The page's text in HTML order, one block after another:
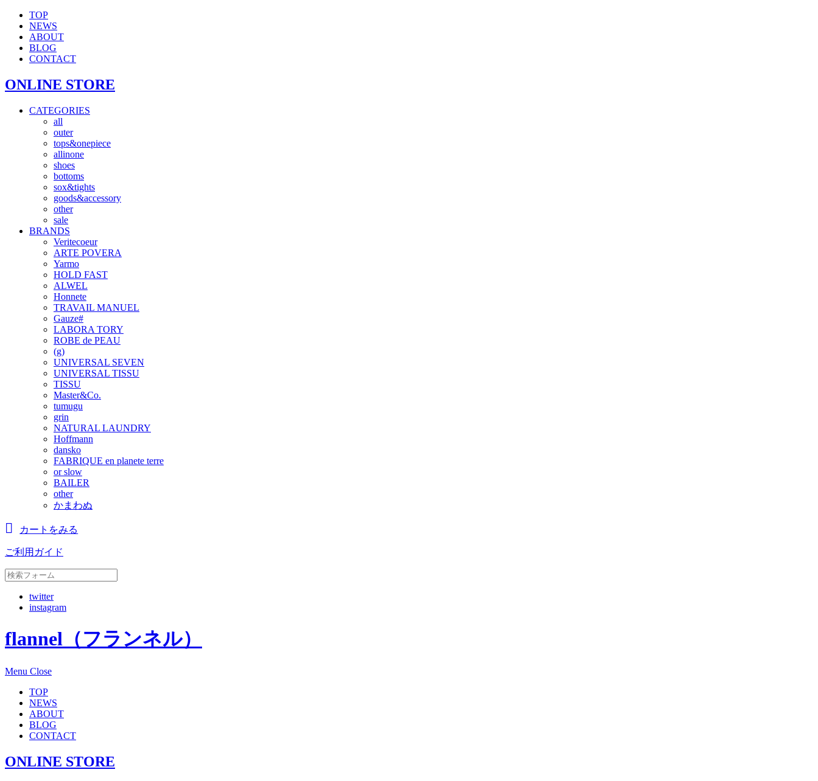
TOP
NEWS
ABOUT
BLOG
CONTACT
ONLINE STORE
CATEGORIES
all
outer
tops&onepiece
allinone
shoes
bottoms
sox&tights
goods&accessory
other
sale
BRANDS
Veritecoeur
ARTE POVERA
Yarmo
HOLD FAST
ALWEL
Honnete
TRAVAIL MANUEL
Gauze#
LABORA TORY
ROBE de PEAU
(g)
UNIVERSAL SEVEN
UNIVERSAL TISSU
TISSU
Master&Co.
tumugu
grin
NATURAL LAUNDRY
Hoffmann
dansko
FABRIQUE en planete terre
or slow
BAILER
other
かまわぬ
カートをみる
ご利用ガイド
twitter
instagram
flannel（フランネル）
Menu Close
TOP
NEWS
ABOUT
BLOG
CONTACT
ONLINE STORE